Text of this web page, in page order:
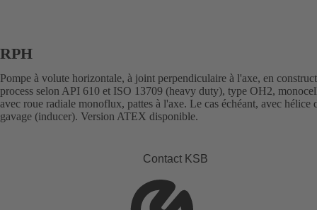
RPH
Pompe à volute horizontale, à joint perpendiculaire à l'axe, en
process selon API 610 et ISO 13709 (heavy duty), type OH2,
avec roue radiale monoflux, pattes à l'axe. Le cas échéant, avec hélice
gavage (inducer). Version ATEX disponible.
Contact KSB